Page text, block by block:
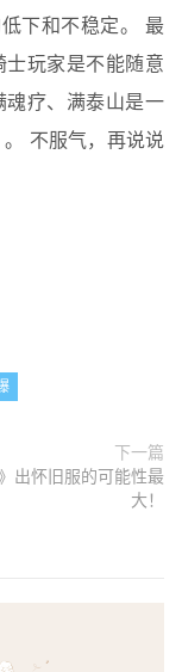
下和不稳定。 最
玩家是不能随意
魂疗、满泰山是一
不服气，再说说
下一篇
出怀旧服的可能性最
大！